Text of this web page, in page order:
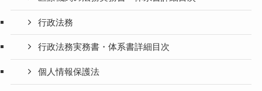
行政法務
行政法務実務書・体系書詳細目次
個人情報保護法